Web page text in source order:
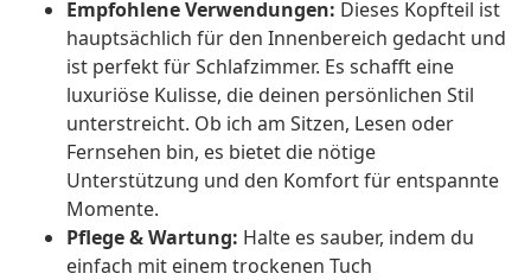
Empfohlene Verwendungen: Dieses Kopfteil ist
hauptsächlich für den Innenbereich gedacht und
ist perfekt für Schlafzimmer. Es schafft eine
luxuriöse Kulisse, die deinen persönlichen Stil
unterstreicht. Ob ich am Sitzen, Lesen oder
Fernsehen bin, es bietet die nötige
Unterstützung und den Komfort für entspannte
Momente.
Pflege & Wartung: Halte es sauber, indem du
einfach mit einem trockenen Tuch